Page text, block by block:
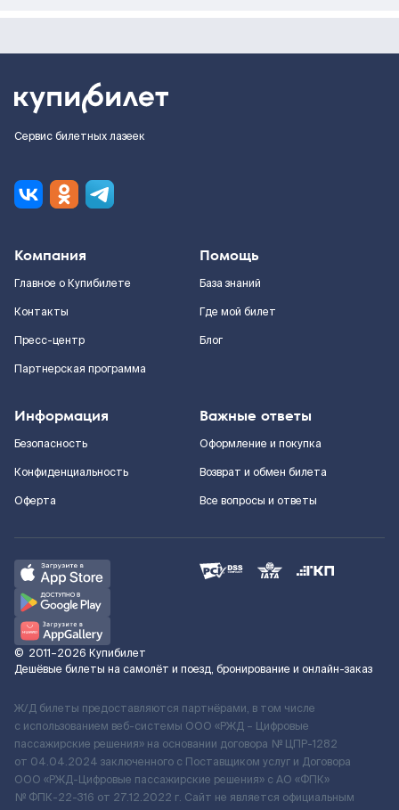
Сервис билетных лазеек
Компания
Главное о Купибилете
Контакты
Пресс-центр
Партнерская программа
Помощь
База знаний
Где мой билет
Блог
Информация
Безопасность
Конфиденциальность
Оферта
Важные ответы
Оформление и покупка
Возврат и обмен билета
Все вопросы и ответы
© 2011–2026 Купибилет
Дешёвые билеты на самолёт и поезд, бронирование и онлайн-заказ
Ж/Д билеты предоставляются партнёрами, в том числе
с использованием веб-системы ООО «РЖД – Цифровые
пассажирские решения» на основании договора № ЦПР-1282
от 04.04.2024 заключенного с Поставщиком услуг и Договора
ООО «РЖД-Цифровые пассажирские решения» c АО «ФПК»
№ ФПК-22-316 от 27.12.2022 г. Сайт не является официальным